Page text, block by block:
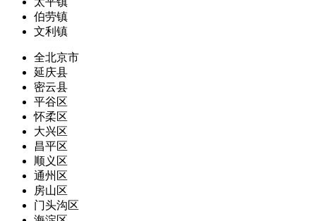
伯劳镇
文利镇
全北京市
延庆县
密云县
平谷区
怀柔区
大兴区
昌平区
顺义区
通州区
房山区
门头沟区